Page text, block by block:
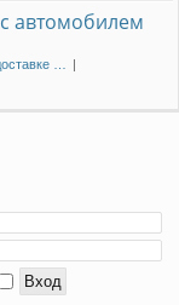
автомобилем
…